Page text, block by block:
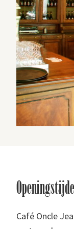
Footer
Café Oncle